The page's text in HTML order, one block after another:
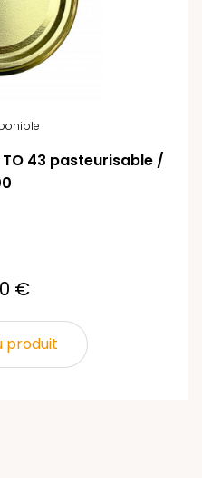
43 pasteurisable /
€
produit